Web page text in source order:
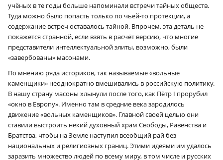
учёных в те годы больше напоминали встречи тайных обществ.
Туда можно было попасть только по чьей-то протекции, а
содержание встреч оставалось тайной. Впрочем, эта деталь не
покажется странной, если взять в расчёт версию, что многие
представители интеллектуальной элиты, возможно, были
«завербованы» масонами.
По мнению ряда историков, так называемые «вольные
каменщики» неоднократно вмешивались в российскую политику.
В нашу страну масоны хлынули после того, как Пётр I прорубил
«окно в Европу». Именно там в средние века зародилось
движение «вольных каменщиков». Главной своей целью они
ставили выстроить некий духовный храм Свободы, Равенства и
Братства, чтобы на Земле наступил всеобщий рай без
национальных и религиозных границ. Этими идеями им удалось
заразить множество людей по всему миру, в том числе и русских